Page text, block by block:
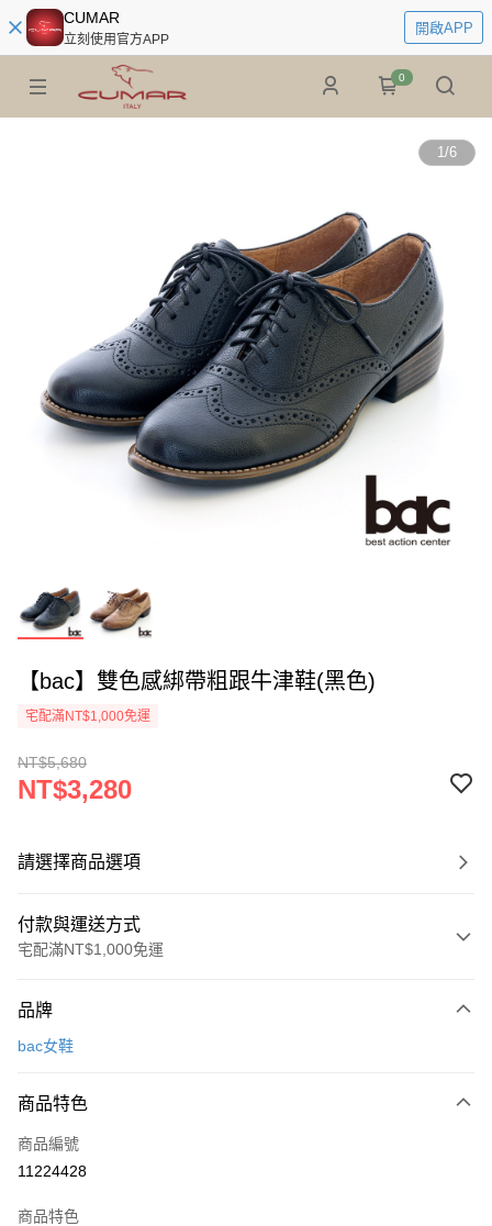
CUMAR
立刻使用官方APP
開啟APP
0
1/6
【bac】雙色感綁帶粗跟牛津鞋(黑色)
宅配滿NT$1,000免運
NT$5,680
NT$3,280
請選擇商品選項
付款與運送方式
宅配滿NT$1,000免運
信用卡一次付款
Apple Pay
街口支付
品牌
bac女鞋
商品特色
商品編號
11224428
商品特色